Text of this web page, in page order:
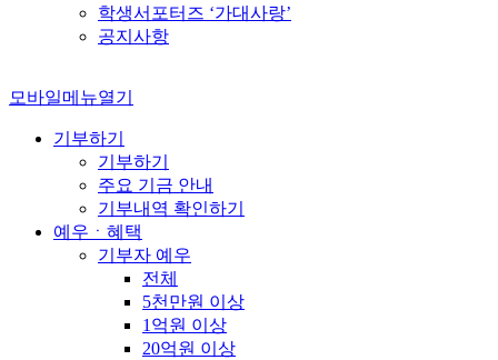
학생서포터즈 ‘가대사랑’
공지사항
모바일메뉴열기
기부하기
기부하기
주요 기금 안내
기부내역 확인하기
예우ㆍ혜택
기부자 예우
전체
5천만원 이상
1억원 이상
20억원 이상